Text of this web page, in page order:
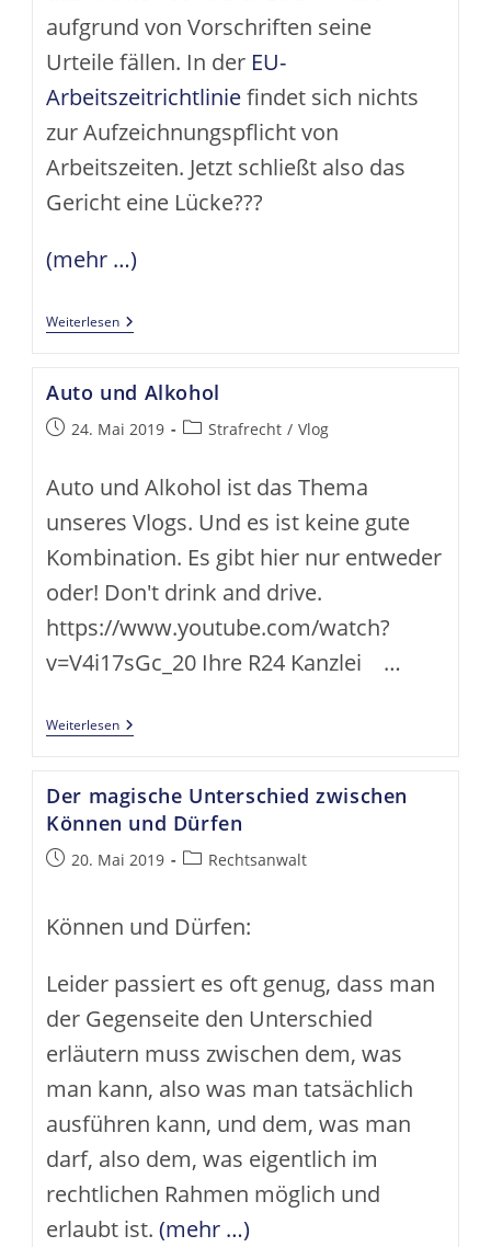
aufgrund von Vorschriften seine
Urteile fällen. In der EU-
Arbeitszeitrichtliniefindet sich nichts
zur Aufzeichnungspflicht von
Arbeitszeiten. Jetzt schließt also das
Gericht eine Lücke???
(mehr …)
WeiterlesenArbeitszeiterfassung
–
EuGH
Auto und Alkohol
Beitrag24. Mai 2019
Beitrags-
Strafrecht / Vlog
Auto und Alkohol ist das Thema
unseres Vlogs. Und es ist keine gute
Kombination. Es gibt hier nur entweder
oder! Don't drink and drive.
https://www.youtube.com/watch?
v=V4i17sGc_20 Ihre R24 Kanzlei …
WeiterlesenAuto
Und
Der magische Unterschied zwischen
Können und Dürfen
Beitrag20. Mai 2019
Beitrags-
Rechtsanwalt
Können und Dürfen:
Leider passiert es oft genug, dass man
der Gegenseite den Unterschied
erläutern muss zwischen dem, was
man kann, also was man tatsächlich
ausführen kann, und dem, was man
darf, also dem, was eigentlich im
rechtlichen Rahmen möglich und
erlaubt ist.(mehr …)